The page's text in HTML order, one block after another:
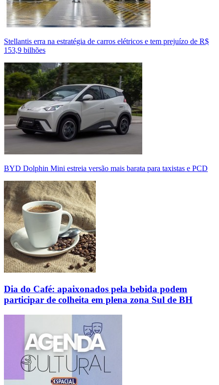
Stellantis erra na estratégia de carros elétricos e tem prejuízo de R$
153,9 bilhões
BYD Dolphin Mini estreia versão mais barata para taxistas e PCD
Dia do Café: apaixonados pela bebida podem
participar de colheita em plena zona Sul de BH